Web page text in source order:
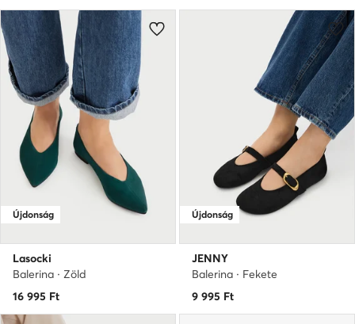
Újdonság
Lasocki
Balerina · Zöld
16 995 Ft
Újdonság
JENNY
Balerina · Fekete
9 995 Ft